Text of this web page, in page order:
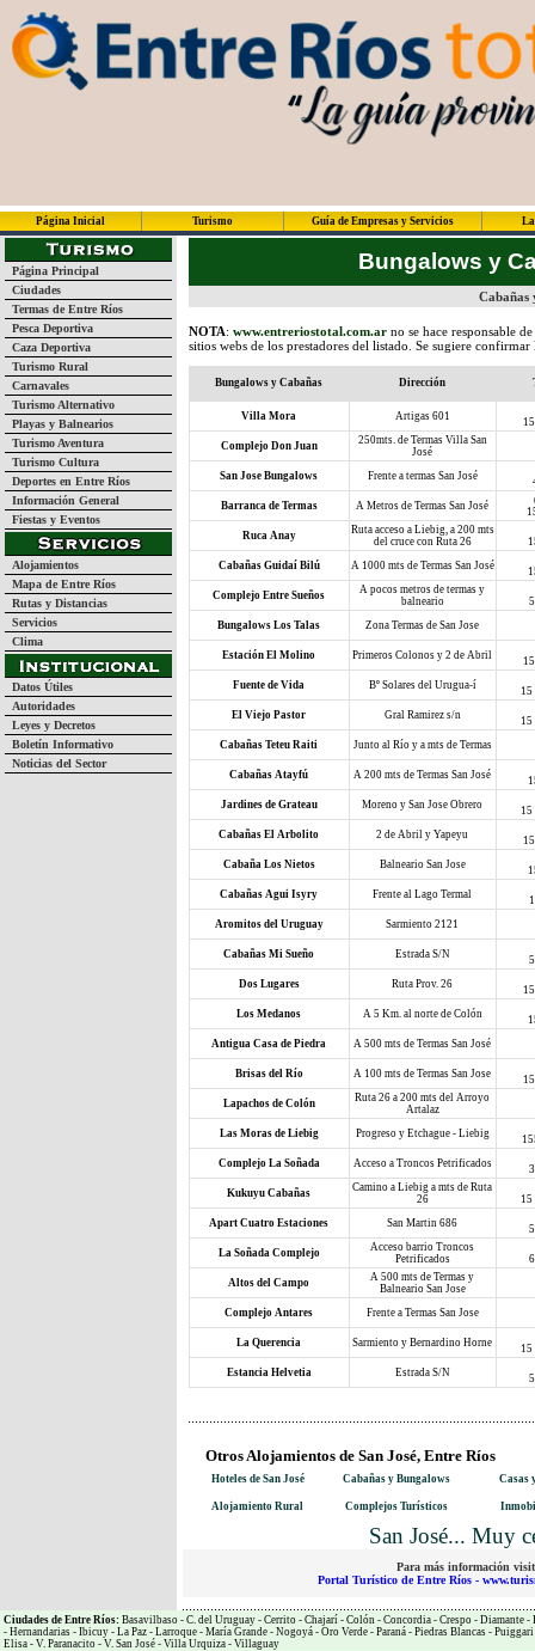
Página Inicial Turismo Guía de Empresas y Servicios
Página Principal
Ciudades
Termas de Entre Ríos
Pesca Deportiva
Caza Deportiva
Turismo Rural
Carnavales
Turismo Alternativo
Playas y Balnearios
Turismo Aventura
Turismo Cultura
Deportes en Entre Ríos
Información General
Fiestas y Eventos
Alojamientos
Mapa de Entre Ríos
Rutas y Distancias
Servicios
Clima
Datos Útiles
Autoridades
Leyes y Decretos
Boletín Informativo
Noticias del Sector
Bungalows y
Cabañas
NOTA: www.entreriostotal.com.arno se hace responsable
sitios webs de los prestadores del listado. Se sugiere confirmar
Bungalows y Cabañas Dirección
Villa Mora Artigas 601
Complejo Don Juan
250mts. de Termas Villa San
José
San Jose Bungalows Frente a termas San José
Barranca de Termas
A Metros de Termas San José
Ruca Anay
Ruta acceso a Liebig, a 200 mts
del cruce con Ruta 26
Cabañas Guidaí Bilú
A 1000 mts de Termas San José
Complejo Entre Sueños
A pocos metros de termas y
balneario
Bungalows Los Talas
Zona Termas de San Jose
Estación El Molino Primeros Colonos y 2 de Abril
Fuente de Vida
Bº Solares del Urugua-í
15
El Viejo Pastor
Gral Ramirez s/n
15
Cabañas Teteu Raiti
Junto al Río y a mts de Termas
Cabañas Atayfú A 200 mts de Termas San José
Jardines de Grateau
Moreno y San Jose Obrero
15
Cabañas El Arbolito
2 de Abril y Yapeyu
Cabaña Los Nietos
Balneario San Jose
Cabañas Agui Isyry
Frente al Lago Termal
Aromitos del Uruguay
Sarmiento 2121
Cabañas Mi Sueño Estrada S/N
Dos Lugares
Ruta Prov. 26
Los Medanos
A 5 Km. al norte de Colón
Antigua Casa de Piedra
A 500 mts de Termas San José
Brisas del Río A 100 mts de Termas San Jose
Lapachos de Colón
Ruta 26 a 200 mts del Arroyo
Artalaz
Las Moras de Liebig
Progreso y Etchague - Liebig
Complejo La Soñada
Acceso a Troncos Petrificados
Kukuyu Cabañas
Camino a Liebig a mts de Ruta
26
15
Apart Cuatro Estaciones
San Martin 686
La Soñada Complejo
Acceso barrio Troncos
Petrificados
Altos del Campo
A 500 mts de Termas y
Balneario San Jose
Complejo Antares
Frente a Termas San Jose
La Querencia Sarmiento y Bernardino Horne
15
Estancia Helvetia
Estrada S/N
Otros Alojamientos de San José, Entre Ríos
Hoteles de San José Cabañas y Bungalows Casas
Alojamiento Rural Complejos Turísticos
San José... Muy
Para más información
Portal Turístico de Entre Ríos -
Ciudades de Entre Ríos: Basavilbaso - C. del Uruguay - Cerrito - Chajarí - Colón - Concordia - Crespo - Diamante -
- Hernandarias - Ibicuy - La Paz - Larroque - María Grande - Nogoyá - Oro Verde - Paraná - Piedras Blancas - Puiggari
Elisa - V. Paranacito - V. San José - Villa Urquiza - Villaguay